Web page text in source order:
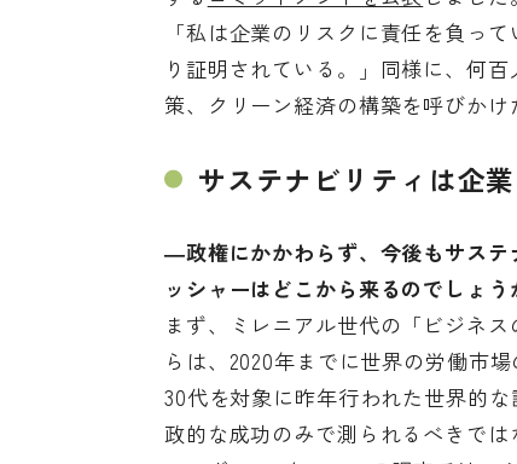
「私は企業のリスクに責任を負っ
り証明されている。」同様に、何
策、クリーン経済の構築を呼びかけ
サステナビリティは企
―政権にかかわらず、今後もサステ
ッシャーはどこから来るのでしょう
まず、ミレニアル世代の「ビジネ
らは、2020年までに世界の労働市
30代を対象に昨年行われた世界的な
政的な成功のみで測られるべきでは